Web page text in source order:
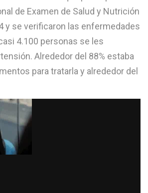
de Examen de Salud y Nutrición
y se verificaron las enfermedades
4.100 personas se les
Alrededor del 88% estaba
para tratarla y alrededor del